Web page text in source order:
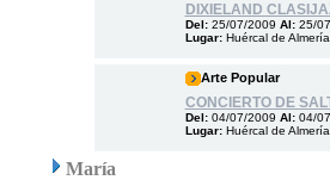
DIXIELAND
Del: 25/07/2009 Al: 25/
Lugar: Huércal de Almería
Arte Popular
CONCIERTO DE
Del: 04/07/2009 Al: 04/
Lugar: Huércal de Almería
María